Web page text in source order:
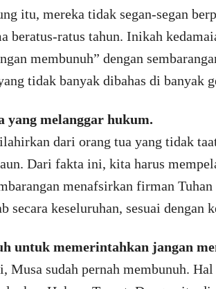
itu, mereka tidak segan-segan
beratus-ratus tahun. Inikah
membunuh” dengan
tidak banyak dibahas di banyak
yang melanggar hukum.
dari orang tua yang tidak
Dari fakta ini, kita harus
menafsirkan firman
secara keseluruhan, sesuai dengan
untuk memerintahkan jangan
Musa sudah pernah membunuh.